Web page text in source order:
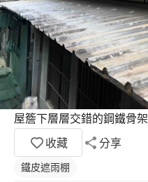
屋簷下層層交錯的鋼鐵骨架
收藏
分享
鐵皮遮雨棚